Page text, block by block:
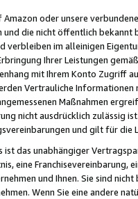
oder unsere
die nicht öffentlich
verbleiben im alleinigen
Ihrer Leistungen
mit Ihrem Konto
Vertrauliche
Maßnahmen
nicht ausdrücklich zulässig
und gilt für die
ist das unabhängiger
eine Franchisevereinbarung,
und Ihnen. Sie sind
Wenn Sie eine andere